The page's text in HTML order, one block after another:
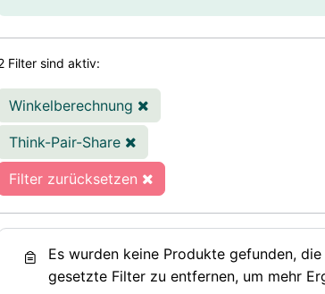
Filter sind aktiv:
Winkelberechnung
Think-Pair-Share
Filter zurücksetzen
Es wurden keine Produkte gefunden,
gesetzte Filter zu entfernen, um mehr